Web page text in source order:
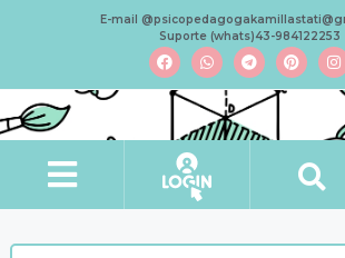
E-mail
Suporte (whats)43-984122253